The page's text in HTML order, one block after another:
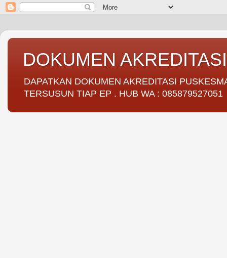
DOKUMEN
DAPATKAN DOKUMEN AKREDITASI
TERSUSUN TIAP EP . HUB WA : 085879527051